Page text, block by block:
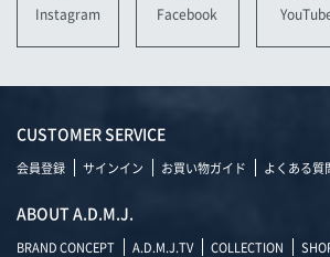
Instagram Facebook
CUSTOMER SERVICE
会員登録 サインイン お買い物ガイド よくある質
ABOUT A.D.M.J.
BRAND CONCEPT A.D.M.J.TV COLLECTION